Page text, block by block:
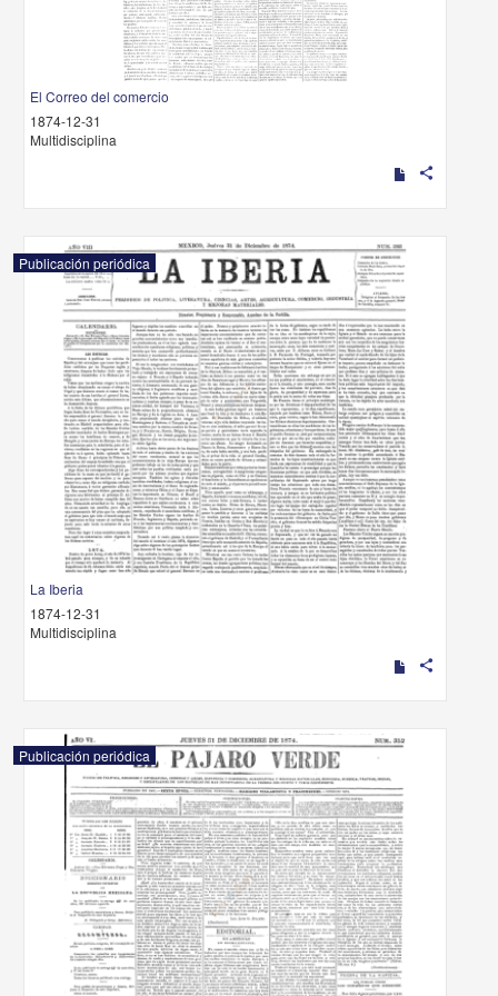
El Correo del comercio
1874-12-31
Multidisciplina
share
Publicación periódica
La Iberia
1874-12-31
Multidisciplina
share
Publicación periódica